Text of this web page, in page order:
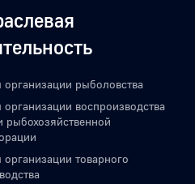
организации рыболовства
организации воспроизводства
рыбохозяйственной
организации товарного